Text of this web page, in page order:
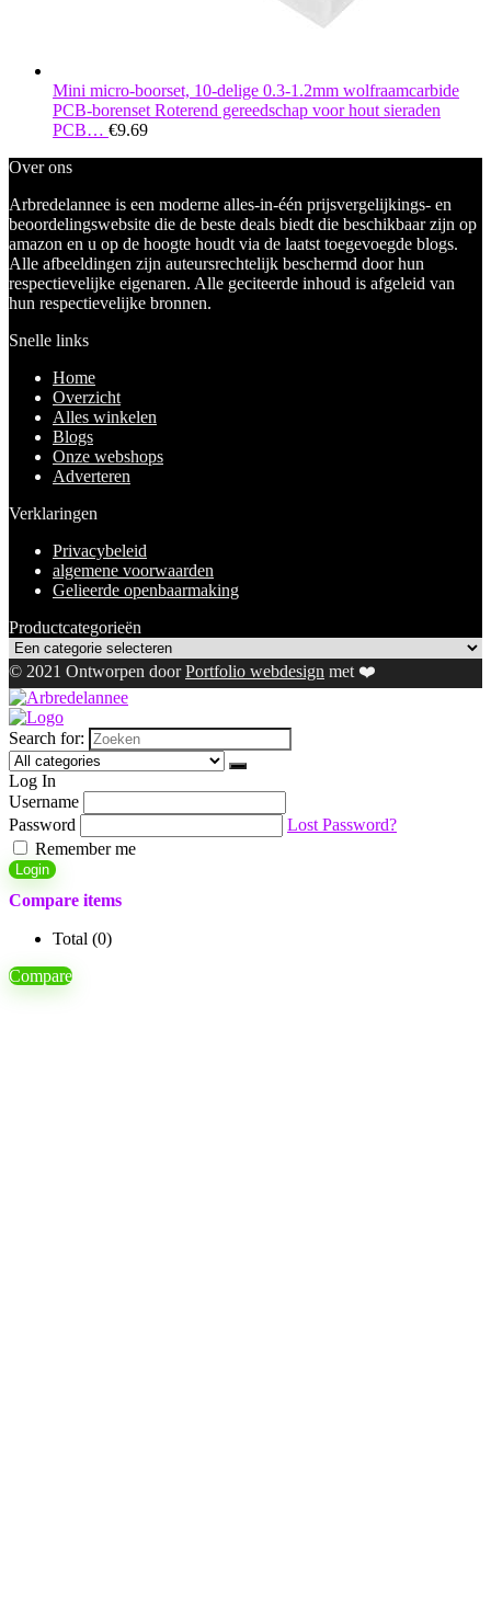
Mini micro-boorset, 10-delige 0.3-1.2mm wolfraamcarbide
PCB-borenset Roterend gereedschap voor hout sieraden
PCB… €9.69
Over ons
Arbredelannee is een moderne alles-in-één prijsvergelijkings- en
beoordelingswebsite die de beste deals biedt die beschikbaar zijn op
amazon en u op de hoogte houdt via de laatst toegevoegde blogs.
Alle afbeeldingen zijn auteursrechtelijk beschermd door hun
respectievelijke eigenaren. Alle geciteerde inhoud is afgeleid van
hun respectievelijke bronnen.
Snelle links
Home
Overzicht
Alles winkelen
Blogs
Onze webshops
Adverteren
Verklaringen
Privacybeleid
algemene voorwaarden
Gelieerde openbaarmaking
Productcategorieën
© 2021 Ontworpen doorPortfolio webdesign met ❤️
Search for:
Log In
Username
Password
Lost Password?
Remember me
Login
Compare items
Total (0)
Compare